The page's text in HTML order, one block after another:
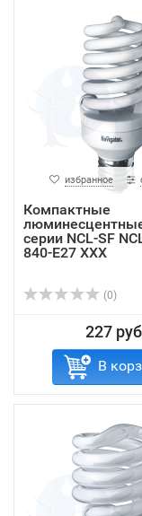
избранное
Компактные
серии NCL-SF
840-E27 ХХХ
(0)
227
В